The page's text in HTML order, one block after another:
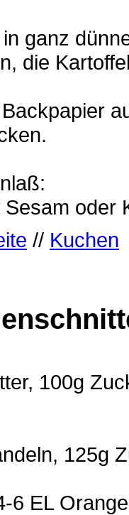
ganz
die
oder
// Kuchen
100g
125g
6 EL